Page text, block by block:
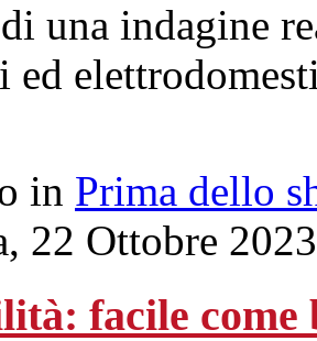
una indagine
ed
in Prima dello
22 Ottobre
facile come